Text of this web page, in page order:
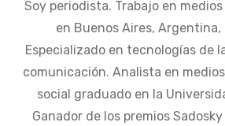
Soy periodista. Trabajo en
en Buenos Aires, Argentina,
Especializado en tecnologías de
comunicación. Analista en
social graduado en la
Ganador de los premios